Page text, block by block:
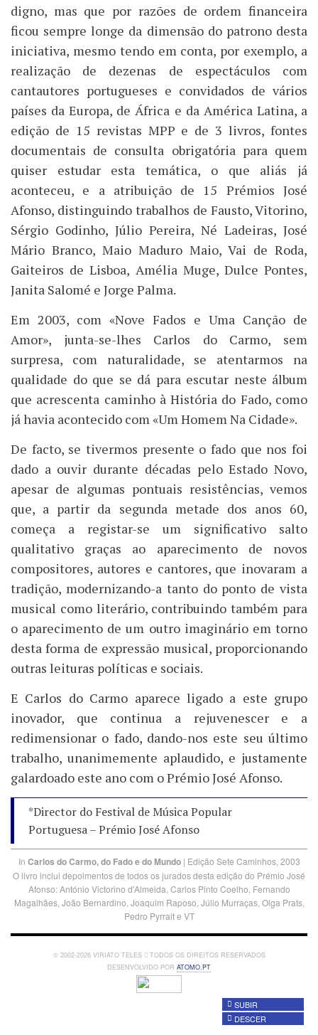
digno, mas que por razões de ordem financeira
ficou sempre longe da dimensão do patrono desta
iniciativa, mesmo tendo em conta, por exemplo, a
realização de dezenas de espectáculos com
cantautores portugueses e convidados de vários
países da Europa, de África e da América Latina, a
edição de 15 revistas MPP e de 3 livros, fontes
documentais de consulta obrigatória para quem
quiser estudar esta temática, o que aliás já
aconteceu, e a atribuição de 15 Prémios José
Afonso, distinguindo trabalhos de Fausto, Vitorino,
Sérgio Godinho, Júlio Pereira, Né Ladeiras, José
Mário Branco, Maio Maduro Maio, Vai de Roda,
Gaiteiros de Lisboa, Amélia Muge, Dulce Pontes,
Janita Salomé e Jorge Palma.
Em 2003, com «Nove Fados e Uma Canção de
Amor», junta-se-lhes Carlos do Carmo, sem
surpresa, com naturalidade, se atentarmos na
qualidade do que se dá para escutar neste álbum
que acrescenta caminho à História do Fado, como
já havia acontecido com «Um Homem Na Cidade».
De facto, se tivermos presente o fado que nos foi
dado a ouvir durante décadas pelo Estado Novo,
apesar de algumas pontuais resistências, vemos
que, a partir da segunda metade dos anos 60,
começa a registar-se um significativo salto
qualitativo graças ao aparecimento de novos
compositores, autores e cantores, que inovaram a
tradição, modernizando-a tanto do ponto de vista
musical como literário, contribuindo também para
o aparecimento de um outro imaginário em torno
desta forma de expressão musical, proporcionando
outras leituras políticas e sociais.
E Carlos do Carmo aparece ligado a este grupo
inovador, que continua a rejuvenescer e a
redimensionar o fado, dando-nos este seu último
trabalho, unanimemente aplaudido, e justamente
galardoado este ano com o Prémio José Afonso.
*Director do Festival de Música Popular
Portuguesa – Prémio José Afonso
In Carlos do Carmo, do Fado e do Mundo| Edição Sete Caminhos, 2003
O livro inclui depoimentos de todos os jurados desta edição do Prémio José
Afonso: António Victorino d'Almeida, Carlos Pinto Coelho, Fernando
Magalhães, João Bernardino, Joaquim Raposo, Júlio Murraças, Olga Prats,
Pedro Pyrrait e VT
© 2002-2026 VIRIATO TELES TODOS OS DIREITOS RESERVADOS
DESENVOLVIDO POR ATOMO.PT
SUBIR
DESCER